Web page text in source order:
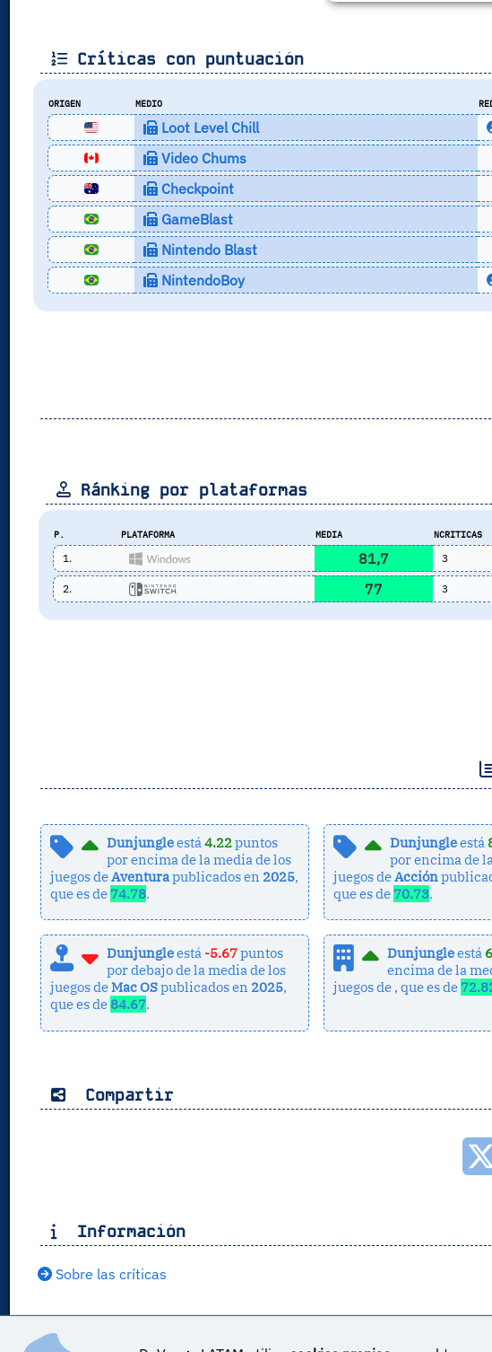
Críticas con puntuación
ORIGEN MEDIO
Loot Level Chill
Video Chums
Checkpoint
GameBlast
Nintendo Blast
NintendoBoy
Ránking por plataformas
P. PLATAFORMA MEDIA NCRITICAS
1. 81,7 3
2. 77 3
Dunjungleestá 4.22puntos
por encima de la media de los
juegos deAventurapublicados en 2025,
que es de 74.78.
Dunjungleestá
por encima de
juegos deAcción
que es de 70.73.
Dunjungleestá -5.67puntos
por debajo de la media de los
juegos deMac OSpublicados en 2025,
que es de 84.67.
Dunjungleestá
encima de la
juegos de , que es de
Compartir
Información
Sobre las críticas